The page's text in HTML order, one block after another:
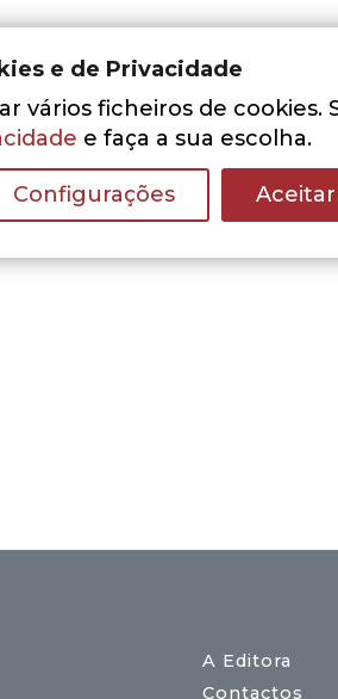
A Editora
Contactos
e de Privacidade
vários ficheiros de cookies.
e faça a sua escolha.
Configurações